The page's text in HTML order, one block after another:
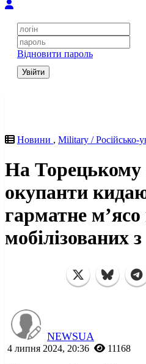
Відновити пароль
Увійти
Новини , Military / Російсько-
На
окупанти
гарматне
мобілізованих
NEWSUA
4 липня 2024, 20:36 11168